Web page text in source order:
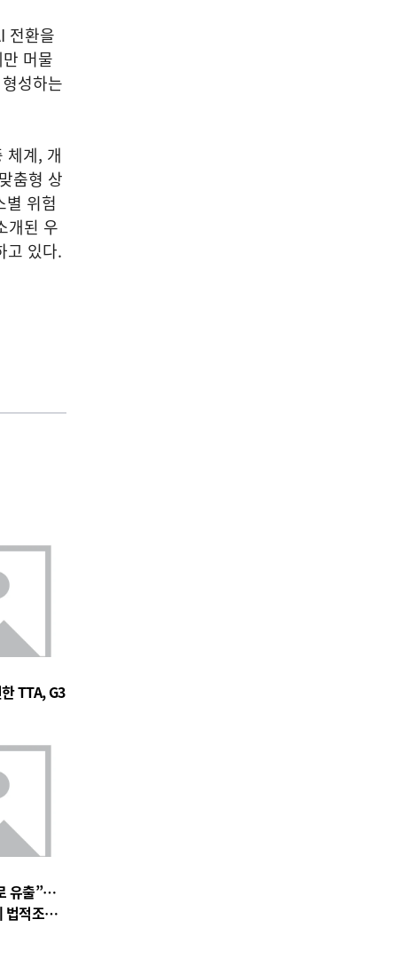
전환을
머물
성하는
체계, 개
춤형 상
별 위험
개된 우
고 있다.
TTA, G3
유출”…
법적조치